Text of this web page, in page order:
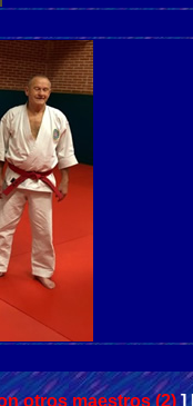
otros maestros (2) ]